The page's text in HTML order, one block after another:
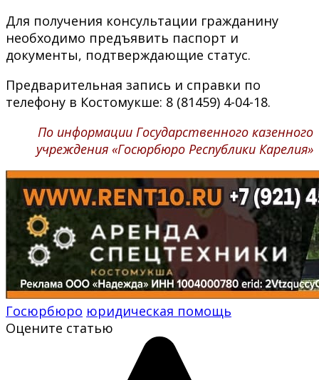
Для получения консультации гражданину
необходимо предъявить паспорт и
документы, подтверждающие статус.
Предварительная запись и справки по
телефону в Костомукше: 8 (81459) 4-04-18.
По информации Государственного казенного
учреждения «Госюрбюро Республики Карелия»
Госюрбюро юридическая помощь
Оцените статью